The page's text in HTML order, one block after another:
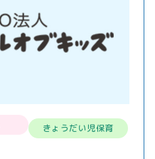
きょうだい児保育